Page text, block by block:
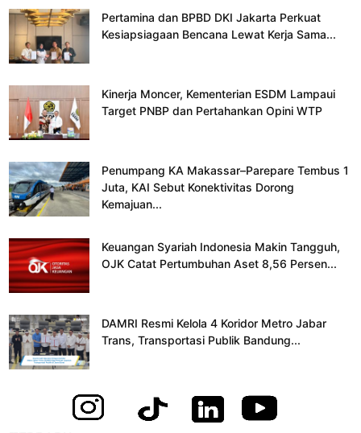
Pertamina dan BPBD DKI Jakarta Perkuat
Kesiapsiagaan Bencana Lewat Kerja Sama...
Kinerja Moncer, Kementerian ESDM Lampaui
Target PNBP dan Pertahankan Opini WTP
Penumpang KA Makassar–Parepare Tembus 1
Juta, KAI Sebut Konektivitas Dorong
Kemajuan...
Keuangan Syariah Indonesia Makin Tangguh,
OJK Catat Pertumbuhan Aset 8,56 Persen...
DAMRI Resmi Kelola 4 Koridor Metro Jabar
Trans, Transportasi Publik Bandung...